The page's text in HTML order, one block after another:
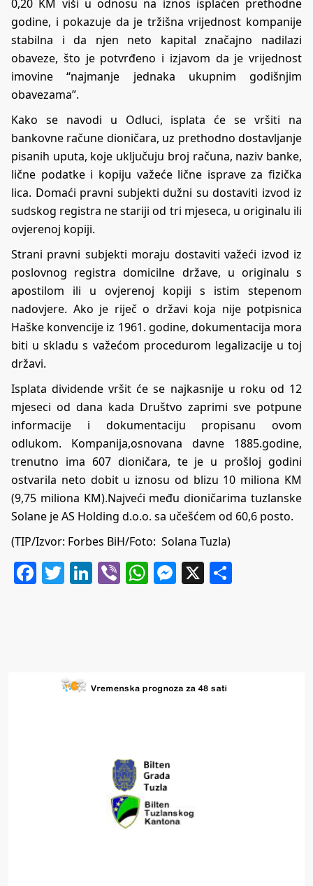
0,20 KM viši u odnosu na iznos isplaćen prethodne
godine, i pokazuje da je tržišna vrijednost kompanije
stabilna i da njen neto kapital značajno nadilazi
obaveze, što je potvrđeno i izjavom da je vrijednost
imovine “najmanje jednaka ukupnim godišnjim
obavezama”.
Kako se navodi u Odluci, isplata će se vršiti na
bankovne račune dioničara, uz prethodno dostavljanje
pisanih uputa, koje uključuju broj računa, naziv banke,
lične podatke i kopiju važeće lične isprave za fizička
lica. Domaći pravni subjekti dužni su dostaviti izvod iz
sudskog registra ne stariji od tri mjeseca, u originalu ili
ovjerenoj kopiji.
Strani pravni subjekti moraju dostaviti važeći izvod iz
poslovnog registra domicilne države, u originalu s
apostilom ili u ovjerenoj kopiji s istim stepenom
nadovjere. Ako je riječ o državi koja nije potpisnica
Haške konvencije iz 1961. godine, dokumentacija mora
biti u skladu s važećom procedurom legalizacije u toj
državi.
Isplata dividende vršit će se najkasnije u roku od 12
mjeseci od dana kada Društvo zaprimi sve potpune
informacije i dokumentaciju propisanu ovom
odlukom. Kompanija,osnovana davne 1885.godine,
trenutno ima 607 dioničara, te je u prošloj godini
ostvarila neto dobit u iznosu od blizu 10 miliona KM
(9,75 miliona KM).Najveći među dioničarima tuzlanske
Solane je AS Holding d.o.o. sa učešćem od 60,6 posto.
(TIP/Izvor: Forbes BiH/Foto: Solana Tuzla)
Facebook
Twitter
LinkedIn
ViberWhatsApp
Messenger
X